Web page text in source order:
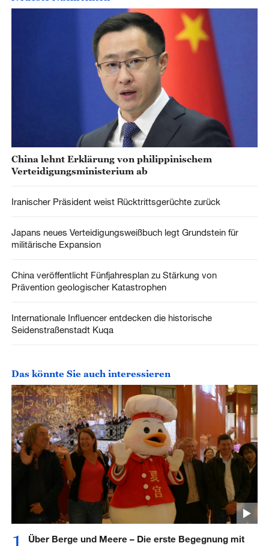
China lehnt Erklärung von philippinischem
Verteidigungsministerium ab
Iranischer Präsident weist Rücktrittsgerüchte zurück
Japans neues Verteidigungsweißbuch legt Grundstein für
militärische Expansion
China veröffentlicht Fünfjahresplan zu Stärkung von
Prävention geologischer Katastrophen
Internationale Influencer entdecken die historische
Seidenstraßenstadt Kuqa
Das könnte Sie auch interessieren
Über Berge und Meere – Die erste Begegnung mit